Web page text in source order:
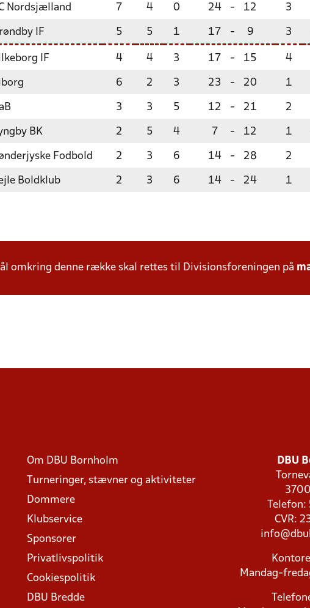
Nordsjælland 7 4 0 24 - 12 3
IF 5 5 1 17 - 9 3
IF 4 4 3 17 - 15 4
6 2 3 23 - 20 1
3 3 5 12 - 21 2
BK 2 5 4 7 - 12 1
Fodbold 2 3 6 14 - 28 2
Boldklub 2 3 6 14 - 24 1
omkring denne række skal rettes til Divisionsforeningen på
Om DBU Bornholm
Turneringer, stævner og aktiviteter
Dommere
Klubservice
Sponsorer
Privatlivspolitik
Cookiespolitik
DBU Bredde
DBU
CVR:
Mandag-